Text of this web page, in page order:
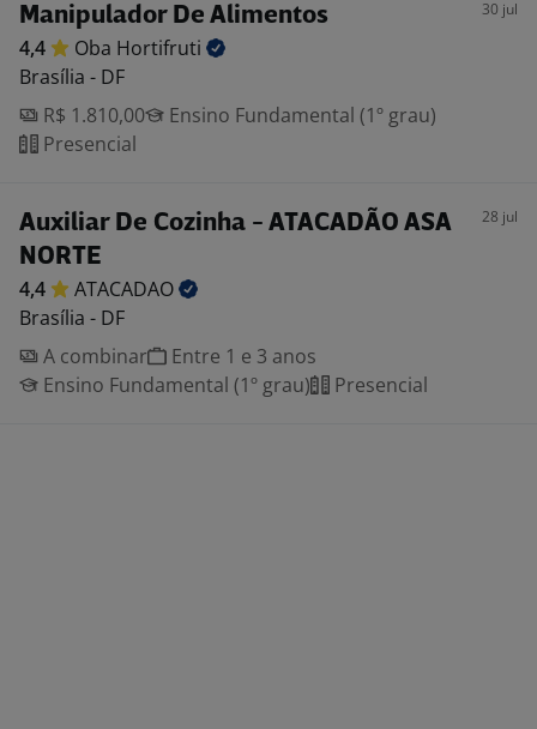
Manipulador De Alimentos 30 jul
4,4 Oba Hortifruti
Brasília - DF
R$ 1.810,00
Ensino Fundamental (1º grau)
Presencial
Auxiliar De Cozinha - ATACADÃO ASA
NORTE
28 jul
4,4
ATACADAO
Brasília - DF
A combinar
Entre 1 e 3 anos
Ensino Fundamental (1º grau)
Presencial